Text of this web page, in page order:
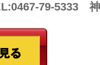
79-5333 神